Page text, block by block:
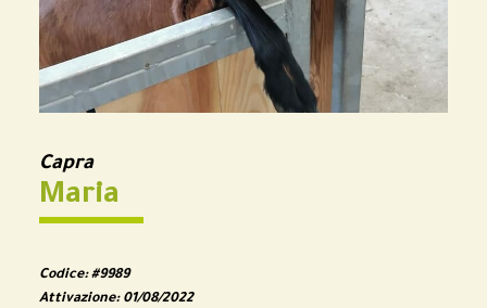
Capra
Maria
Codice:#9989
Attivazione:01/08/2022